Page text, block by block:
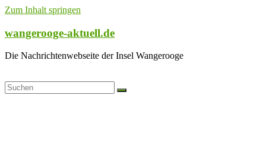
Zum Inhalt springen
wangerooge-aktuell.de
Die Nachrichtenwebseite der Insel Wangerooge